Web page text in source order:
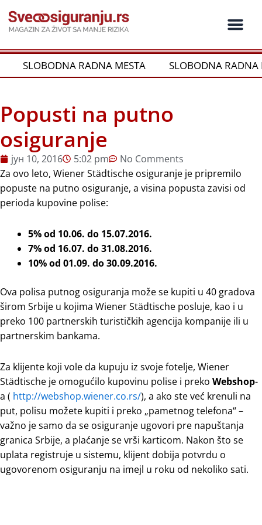
на
садржај
SLOBODNA RADNA MESTA SLOBODNA RADNA
Popusti na putno
osiguranje
јун 10, 2016 5:02 pm
No Comments
Za ovo leto, Wiener Städtische osiguranje je pripremilo
popuste na putno osiguranje, a visina popusta zavisi od
perioda kupovine polise:
5% od 10.06. do 15.07.2016.
7% od 16.07. do 31.08.2016.
10% od 01.09. do 30.09.2016.
Ova polisa putnog osiguranja može se kupiti u 40 gradova
širom Srbije u kojima Wiener Städtische posluje, kao i u
preko 100 partnerskih turističkih agencija kompanije ili u
partnerskim bankama.
Za klijente koji vole da kupuju iz svoje fotelje, Wiener
Städtische je omogućilo kupovinu polise i preko Webshop-
a ( http://webshop.wiener.co.rs/), a ako ste već krenuli na
put, polisu možete kupiti i preko „pametnog telefona“ –
važno je samo da se osiguranje ugovori pre napuštanja
granica Srbije, a plaćanje se vrši karticom. Nakon što se
uplata registruje u sistemu, klijent dobija potvrdu o
ugovorenom osiguranju na imejl u roku od nekoliko sati.